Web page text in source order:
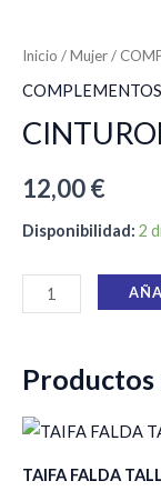
Inicio /Mujer/
COMPLEMENTOS
12,00€
Disponibilidad: 2
TAIFA FALDA